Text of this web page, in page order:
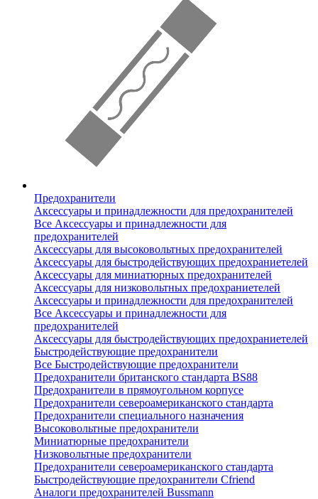
Предохранители
Аксессуары и принадлежности для предохранителей
Все Аксессуары и принадлежности для
предохранителей
Аксессуары для высоковольтных предохранителей
Аксессуары для быстродействующих предохраниетелей
Аксессуары для миниатюрных предохранителей
Аксессуары для низковольтных предохраниетелей
Аксессуары и принадлежности для предохранителей
Все Аксессуары и принадлежности для
предохранителей
Аксессуары для быстродействующих предохраниетелей
Быстродействующие предохранители
Все Быстродействующие предохранители
Предохранители британского стандарта BS88
Предохранители в прямоугольном корпусе
Предохранители североамериканского стандарта
Предохранители специального назначения
Высоковольтные предохранители
Миниатюрные предохранители
Низковольтные предохранители
Предохранители североамериканского стандарта
Быстродействующие предохранители Cfriend
Аналоги предохранителей Bussmann